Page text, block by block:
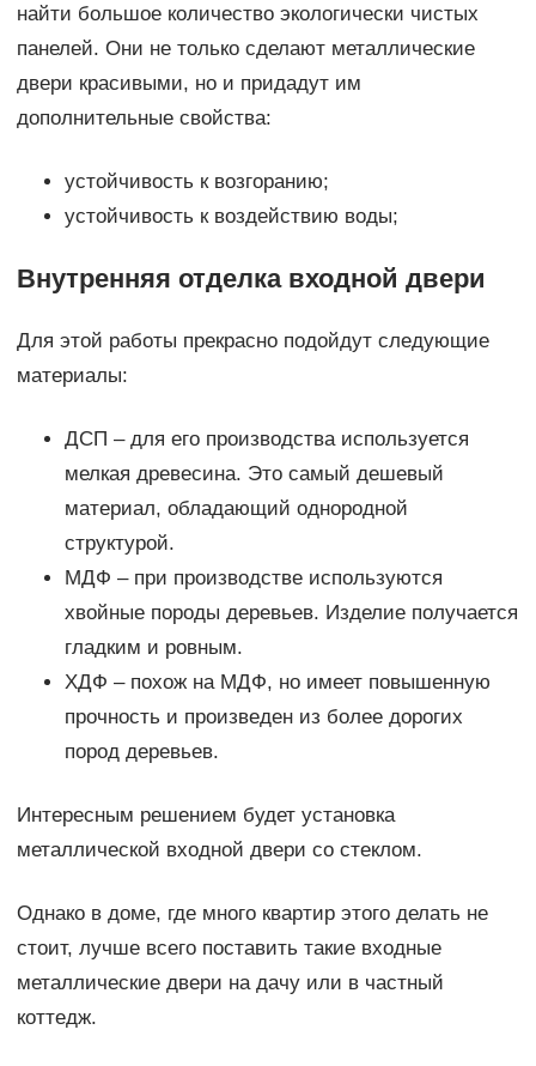
найти большое количество экологически чистых
панелей. Они не только сделают металлические
двери красивыми, но и придадут им
дополнительные свойства:
устойчивость к возгоранию;
устойчивость к воздействию воды;
Внутренняя отделка входной двери
Для этой работы прекрасно подойдут следующие
материалы:
ДСП – для его производства используется
мелкая древесина. Это самый дешевый
материал, обладающий однородной
структурой.
МДФ – при производстве используются
хвойные породы деревьев. Изделие получается
гладким и ровным.
ХДФ – похож на МДФ, но имеет повышенную
прочность и произведен из более дорогих
пород деревьев.
Интересным решением будет установка
металлической входной двери со стеклом.
Однако в доме, где много квартир этого делать не
стоит, лучше всего поставить такие входные
металлические двери на дачу или в частный
коттедж.